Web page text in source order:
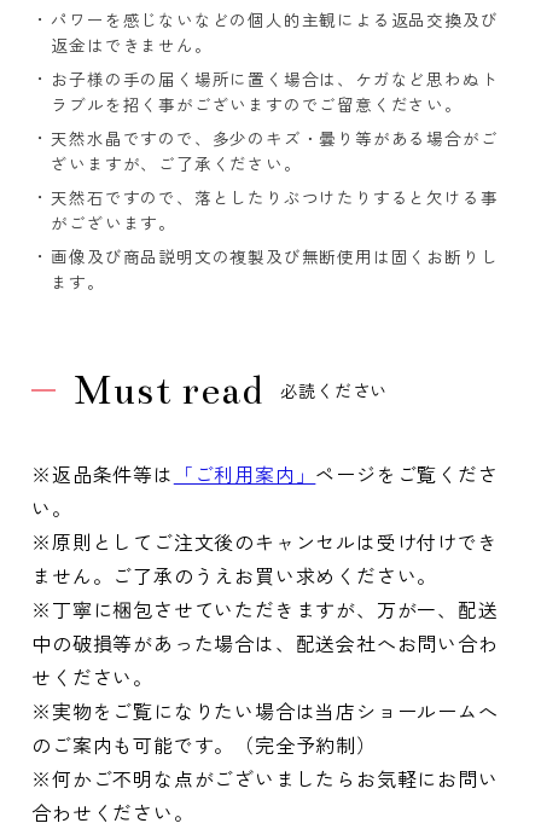
パワーを感じないなどの個人的主観による返品交換及び
返金はできません。
お子様の手の届く場所に置く場合は、ケガなど思わぬト
ラブルを招く事がございますのでご留意ください。
天然水晶ですので、多少のキズ・曇り等がある場合がご
ざいますが、ご了承ください。
天然石ですので、落としたりぶつけたりすると欠ける事
がございます。
画像及び商品説明文の複製及び無断使用は固くお断りし
ます。
Must read 必読ください
※返品条件等は 「ご利用案内」 ページをご覧くださ
い。
※原則としてご注文後のキャンセルは受け付けでき
ません。ご了承のうえお買い求めください。
※丁寧に梱包させていただきますが、万が一、配送
中の破損等があった場合は、配送会社へお問い合わ
せください。
※実物をご覧になりたい場合は当店ショールームへ
のご案内も可能です。（完全予約制）
※何かご不明な点がございましたらお気軽にお問い
合わせください。